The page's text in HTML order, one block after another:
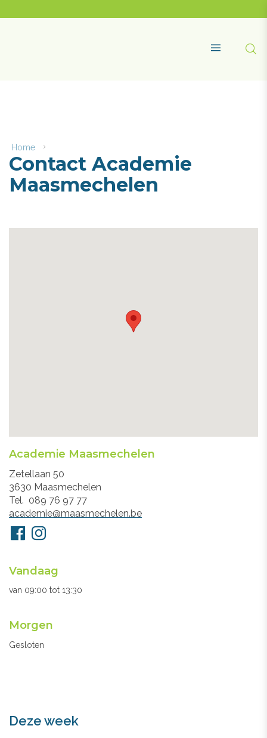
content
Home
Academie
Maasmechelen
Contact Academie
Maasmechelen
Academie Maasmechelen
Adres
Zetellaan 50
3630 Maasmechelen
Tel.
089 76 97 77
E-
mail
academie@maasmechelen.be
Volg
ons
FacebookInstagram
Openingsuren
secretariaat
Vandaag
van 09:00 tot 13:30
Morgen
Gesloten
Deze week